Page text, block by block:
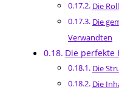
Die
Die
Verwandten
Die perfekte
Die
Die